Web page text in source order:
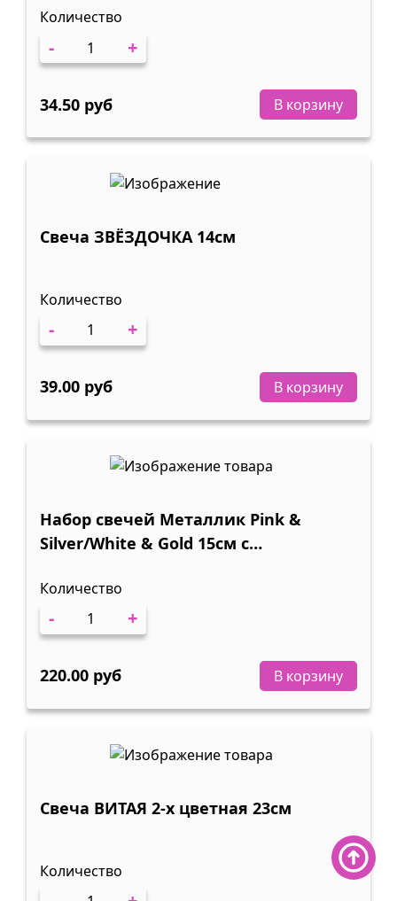
Количество
- +
34.50 руб В корзину
Свеча ЗВЁЗДОЧКА 14см
Количество
- +
39.00 руб В корзину
Набор свечей Металлик Pink &
Silver/White & Gold 15см с
Количество
- +
220.00 руб В корзину
Свеча ВИТАЯ 2-х цветная 23см
Количество